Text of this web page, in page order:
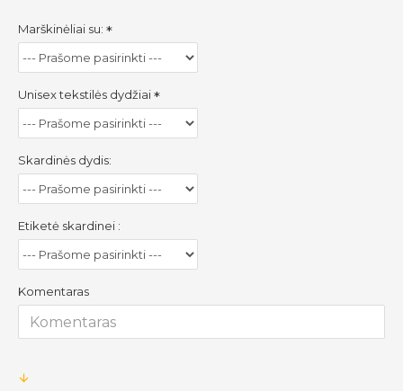
Marškinėliai su:
Unisex tekstilės dydžiai
Skardinės dydis:
Etiketė skardinei :
Komentaras